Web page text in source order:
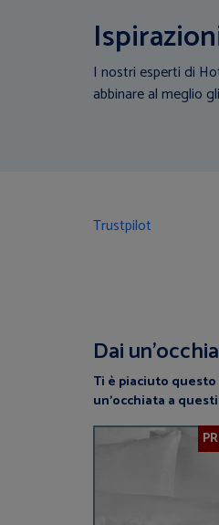
I nostri esperti di
abbinare al meglio
Trustpilot
Dai
Ti è piaciuto
un’occhiata a